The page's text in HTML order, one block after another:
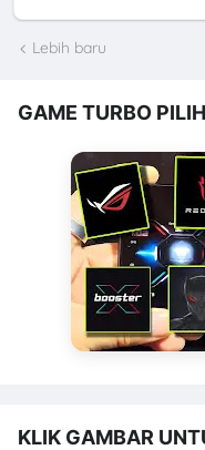
Lebih baru
GAME TURBO
KLIK GAMBAR